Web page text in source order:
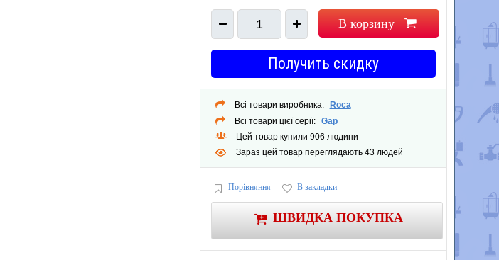
1 В корзину
Получить скидку
Всі товари виробника:
Roca
Всі товари цієї серії: Gap
Цей товар купили 906 людини
Зараз цей товар переглядають 43 людей
Порівняння В закладки
ШВИДКА ПОКУПКА